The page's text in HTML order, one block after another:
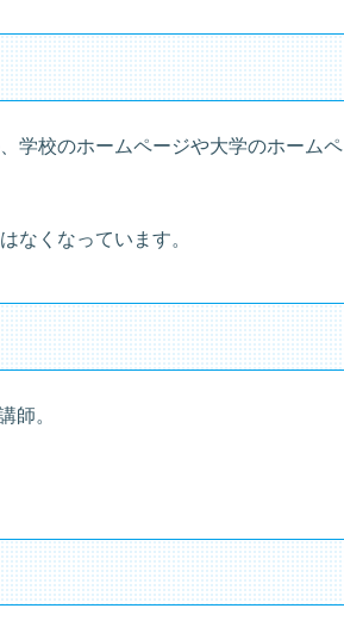
学校のホームページや大学のホームペ
なくなっています。
師。